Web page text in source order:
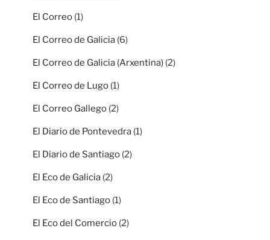
El Correo (1)
El Correo de Galicia (6)
El Correo de Galicia (Arxentina) (2)
El Correo de Lugo (1)
El Correo Gallego (2)
El Diario de Pontevedra (1)
El Diario de Santiago (2)
El Eco de Galicia (2)
El Eco de Santiago (1)
El Eco del Comercio (2)